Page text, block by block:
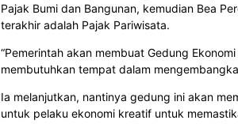
Pajak Bumi dan Bangunan, kemudian Bea
terakhir adalah Pajak Pariwisata.
“Pemerintah akan membuat Gedung
membutuhkan tempat dalam
Ia melanjutkan, nantinya gedung ini akan
untuk pelaku ekonomi kreatif untuk